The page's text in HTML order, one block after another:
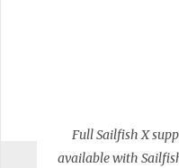
Full Sailfish X
available with